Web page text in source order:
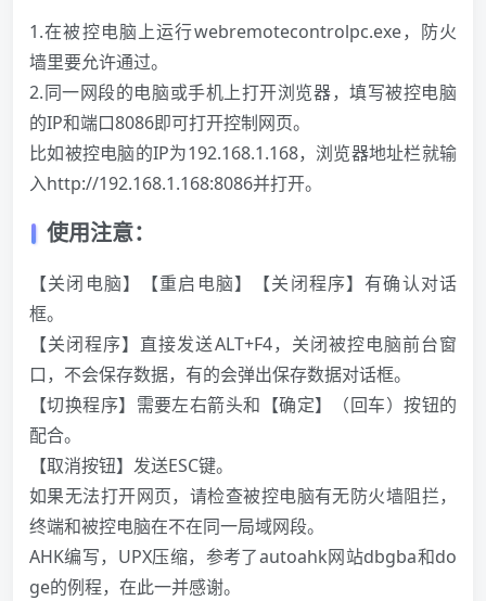
1.在被控电脑上运行webremotecontrolpc.exe，防火
墙里要允许通过。
2.同一网段的电脑或手机上打开浏览器，填写被控电脑
的IP和端口8086即可打开控制网页。
比如被控电脑的IP为192.168.1.168， 浏览器地址栏就输
入http://192.168.1.168:8086并打开。
使用注意：
【关闭电脑】【重启电脑】【关闭程序】有确认对话
框。
【关闭程序】直接发送ALT+F4，关闭被控电脑前台窗
口，不会保存数据，有的会弹出保存数据对话框。
【切换程序】需要左右箭头和【确定】（回车）按钮的
配合。
【取消按钮】发送ESC键。
如果无法打开网页，请检查被控电脑有无防火墙阻拦，
终端和被控电脑在不在同一局域网段。
AHK编写，UPX压缩，参考了autoahk网站dbgba和do
ge的例程，在此一并感谢。